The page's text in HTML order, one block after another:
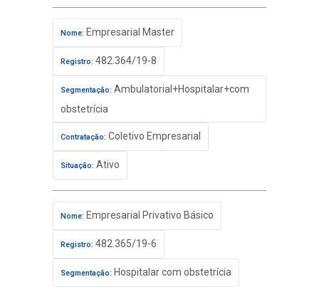
Nome: Empresarial Master
Registro: 482.364/19-8
Segmentação: Ambulatorial+Hospitalar+com
obstetrícia
Contratação: Coletivo Empresarial
Situação: Ativo
Nome: Empresarial Privativo Básico
Registro: 482.365/19-6
Segmentação: Hospitalar com obstetrícia